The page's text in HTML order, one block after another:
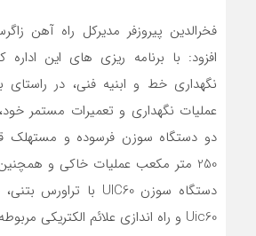
فخرالدین پیروزفر مدیرکل راه آهن
افزود: با برنامه ریزی های این
نگهداری خط و ابنیه فنی، در
عملیات نگهداری و تعمیرات مستمر
250 متر مکعب عملیات خاکی و
Uic60 و راه اندازی علائم الکتریکی مربوطه اقدام نموده است.